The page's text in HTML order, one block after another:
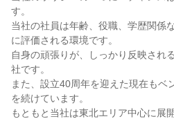
す。
当社の社員は年齢、役職、学歴関係
に評価される環境です。
自身の頑張りが、しっかり反映され
社です。
また、設立40周年を迎えた現在もベ
を続けています。
もともと当社は東北エリア中心に展